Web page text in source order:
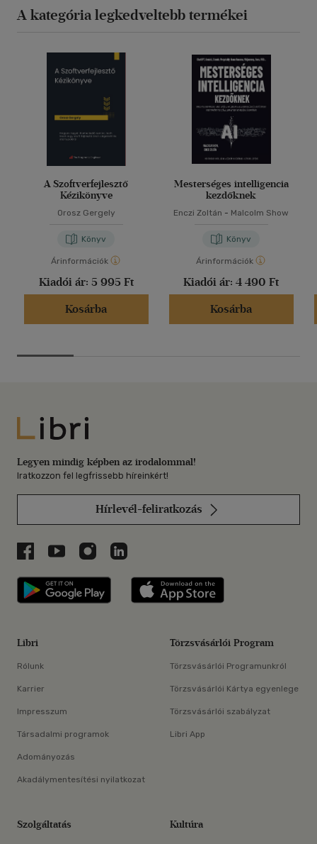
A kategória legkedveltebb termékei
A Szoftverfejlesztő
Kézikönyve
Orosz Gergely
Könyv
Árinformációk
Kiadói ár: 5 995 Ft
Kosárba
Mesterséges intelligencia
kezdőknek
Enczi Zoltán - Malcolm Show
Könyv
Árinformációk
Kiadói ár: 4 490 Ft
Kosárba
Libri
Legyen mindig képben az irodalommal!
Iratkozzon fel legfrissebb híreinkért!
Hírlevél-feliratkozás
Libri a Facebookon
Libri a Youtube-on
Libri az Instagramon
Libri a LinkedInen
Libri applikáció Szerezd meg: Google
Libri
Rólunk
Karrier
Impresszum
Társadalmi programok
Adományozás
Akadálymentesítési nyilatkozat
Törzsvásárlói Program
Törzsvásárlói Programunkról
Törzsvásárlói Kártya egyenlege
Törzsvásárlói szabályzat
Libri App
Szolgáltatás Kultúra